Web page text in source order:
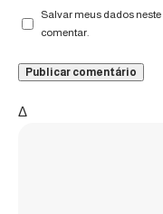
Salvar meus dados
comentar.
Δ